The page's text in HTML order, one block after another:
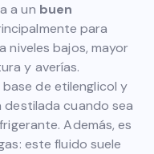
a un buen
para
niveles bajos, mayor
y averías.
base de etilenglicol y
destilada cuando sea
Además, es
este fluido suele